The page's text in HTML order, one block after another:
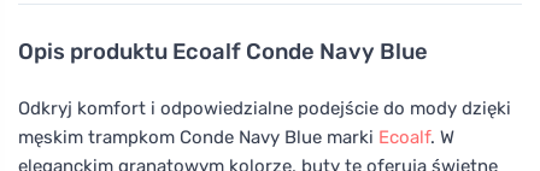
Opis produktu Ecoalf Conde Navy Blue
Odkryj komfort i odpowiedzialne podejście do mody dzięki
męskim trampkom Conde Navy Blue marki Ecoalf. W
eleganckim granatowym kolorze, buty te oferują świetne